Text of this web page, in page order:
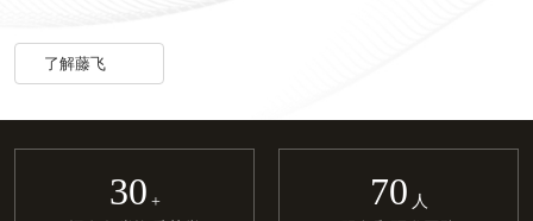
了解藤飞
30 + 70 人